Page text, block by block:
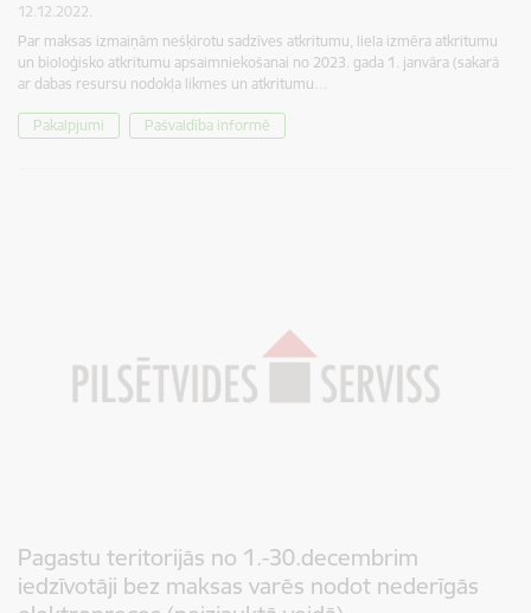
12.12.2022.
Par maksas izmaiņām nešķirotu sadzīves atkritumu, liela izmēra atkritumu
un bioloģisko atkritumu apsaimniekošanai no 2023. gada 1. janvāra (sakarā
ar dabas resursu nodokļa likmes un atkritumu…
Pakalpjumi Pašvaldība informē
Pagastu teritorijās no 1.-30.decembrim
iedzīvotāji bez maksas varēs nodot nederīgās